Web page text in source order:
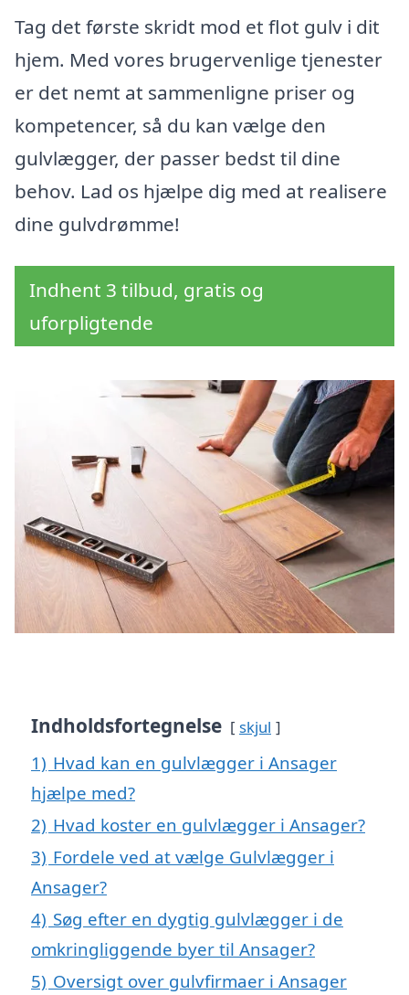
Tag det første skridt mod et flot gulv i dit
hjem. Med vores brugervenlige tjenester
er det nemt at sammenligne priser og
kompetencer, så du kan vælge den
gulvlægger, der passer bedst til dine
behov. Lad os hjælpe dig med at realisere
dine gulvdrømme!
Indhent 3 tilbud, gratis og
uforpligtende
Indholdsfortegnelse skjul
1) Hvad kan en gulvlægger i Ansager
hjælpe med?
2) Hvad koster en gulvlægger i Ansager?
3) Fordele ved at vælge Gulvlægger i
Ansager?
4) Søg efter en dygtig gulvlægger i de
omkringliggende byer til Ansager?
5) Oversigt over gulvfirmaer i Ansager